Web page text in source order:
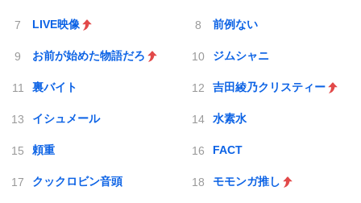
LIVE映像 前例ない
お前が始めた物語だろ ジムシャニ
裏バイト 吉田綾乃クリスティー
イシュメール 水素水
頼重 FACT
クックロビン音頭 モモンガ推し